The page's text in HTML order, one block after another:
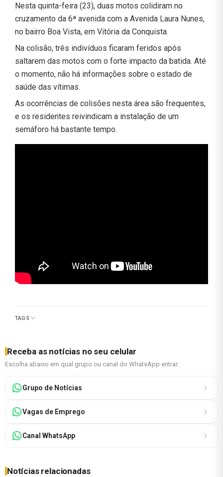
Nesta quinta-feira (23), duas motos colidiram no
cruzamento da 6ª avenida com a Avenida Laura Nunes,
no bairro Boa Vista, em Vitória da Conquista.
Na colisão, três indivíduos ficaram feridos após
saltarem das motos com o forte impacto da batida. Até
o momento, não há informações sobre o estado de
saúde das vítimas.
As ocorrências de colisões nesta área são frequentes,
e os residentes reivindicam a instalação de um
semáforo há bastante tempo.
TAGS
Receba as notícias no seu celular
Escolha abaixo em qual grupo ou canal do WhatsApp entrar:
Grupo de Notícias
Vagas de Emprego
Canal WhatsApp
Notícias relacionadas